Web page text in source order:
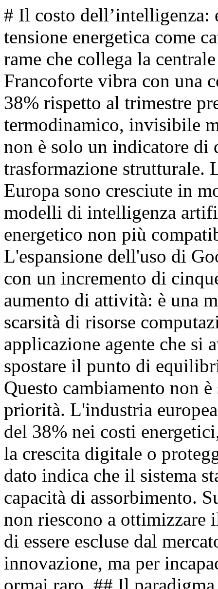
# Il costo dell’intelligenza:
tensione energetica come
rame che collega la
Francoforte vibra con una
38% rispetto al trimestre
termodinamico, invisibile
non è solo un indicatore di
trasformazione strutturale.
Europa sono cresciute in
modelli di intelligenza
energetico non più
L'espansione dell'uso di
con un incremento di
aumento di attività: è una
scarsità di risorse
applicazione agente che si
spostare il punto di
Questo cambiamento non
priorità. L'industria
del 38% nei costi
la crescita digitale o
dato indica che il sistema
capacità di assorbimento.
non riescono a ottimizzare
di essere escluse dal
innovazione, ma per